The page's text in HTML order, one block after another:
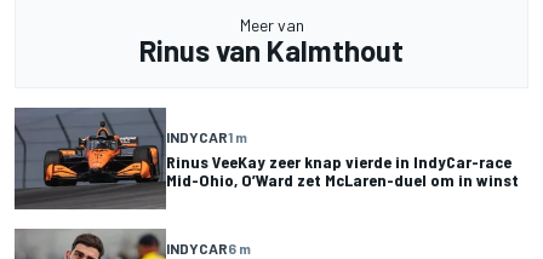
Meer van
Rinus van Kalmthout
INDYCAR1 m
Rinus VeeKay zeer knap vierde in IndyCar-race
Mid-Ohio, O’Ward zet McLaren-duel om in winst
INDYCAR6 m